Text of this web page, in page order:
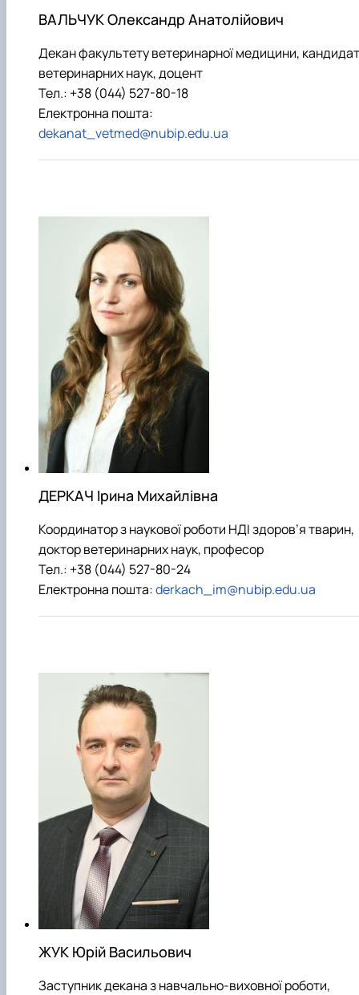
Скринька довіри
Вступ 2021 рік
Вступ 2019 рік
Вступ 2018 рік
ВАЛЬЧУК Олександр Анатолійович
Декан факультету ветеринарної медицини, кандидат
ветеринарних наук, доцент
Тел.: +38 (044) 527-80-18
Електронна пошта:
dekanat_vetmed@nubip.edu.ua
ДЕРКАЧ Ірина Михайлівна
Координатор з наукової роботи НДІ здоров’я тварин,
доктор ветеринарних наук, професор
Тел.: +38 (044) 527-80-24
Електронна пошта:derkach_im@nubip.edu.ua
ЖУК Юрій Васильович
Заступник декана з навчально-виховної роботи,